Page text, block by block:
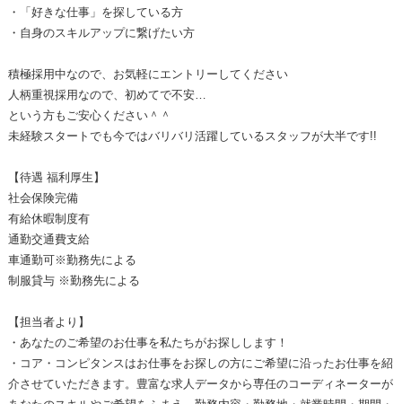
・「好きな仕事」を探している方
・自身のスキルアップに繋げたい方
積極採用中なので、お気軽にエントリーしてください
人柄重視採用なので、初めてで不安…
という方もご安心ください＾＾
未経験スタートでも今ではバリバリ活躍しているスタッフが大半です!!
【待遇 福利厚生】
社会保険完備
有給休暇制度有
通勤交通費支給
車通勤可※勤務先による
制服貸与 ※勤務先による
【担当者より】
・あなたのご希望のお仕事を私たちがお探しします！
・コア・コンピタンスはお仕事をお探しの方にご希望に沿ったお仕事を紹
介させていただきます。豊富な求人データから専任のコーディネーターが